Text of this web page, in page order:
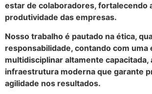
estar de colaboradores, fortalecendo
produtividade das empresas.
Nosso trabalho é pautado na ética,
responsabilidade, contando com uma
multidisciplinar altamente capacitada,
infraestrutura moderna que garante
agilidade nos resultados.